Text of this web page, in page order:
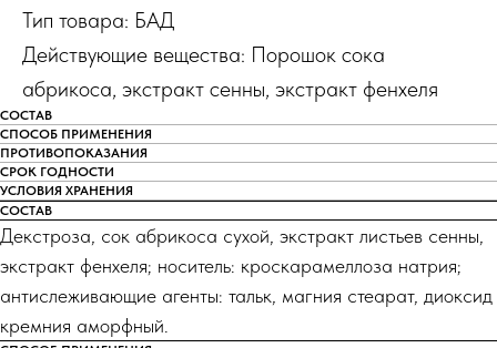
Тип товара: БАД
Действующие вещества: Порошок сока
абрикоса, экстракт сенны, экстракт фенхеля
СОСТАВ
СПОСОБ ПРИМЕНЕНИЯ
ПРОТИВОПОКАЗАНИЯ
СРОК ГОДНОСТИ
УСЛОВИЯ ХРАНЕНИЯ
СОСТАВ
Декстроза, сок абрикоса сухой, экстракт листьев сенны,
экстракт фенхеля; носитель: кроскарамеллоза натрия;
антислеживающие агенты: тальк, магния стеарат, диоксид
кремния аморфный.